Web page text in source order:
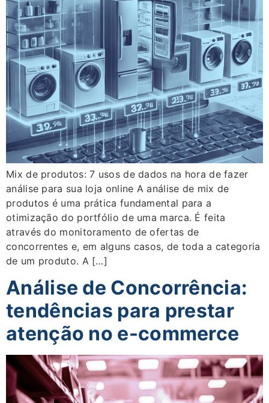
Mix de produtos: 7 usos de dados na hora de fazer
análise para sua loja online A análise de mix de
produtos é uma prática fundamental para a
otimização do portfólio de uma marca. É feita
através do monitoramento de ofertas de
concorrentes e, em alguns casos, de toda a categoria
de um produto. A […]
Análise de Concorrência:
tendências para prestar
atenção no e-commerce